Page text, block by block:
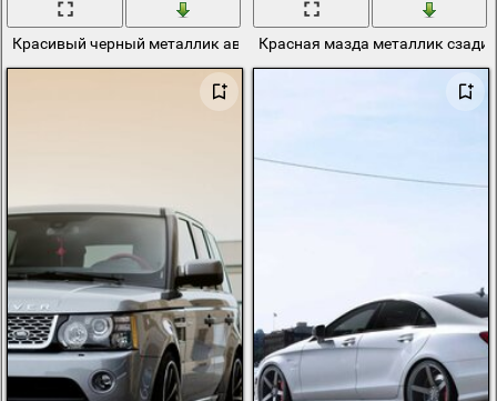
Красивый черный металлик автомобильКрасная мазда металлик сзади